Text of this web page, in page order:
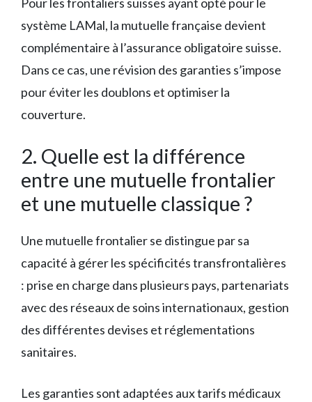
système LAMal, la mutuelle française devient
complémentaire à l’assurance obligatoire suisse.
Dans ce cas, une révision des garanties s’impose
pour éviter les doublons et optimiser la
couverture.
2. Quelle est la différence
entre une mutuelle frontalier
et une mutuelle classique ?
Une mutuelle frontalier se distingue par sa
capacité à gérer les spécificités transfrontalières
: prise en charge dans plusieurs pays, partenariats
avec des réseaux de soins internationaux, gestion
des différentes devises et réglementations
sanitaires.
Les garanties sont adaptées aux tarifs médicaux